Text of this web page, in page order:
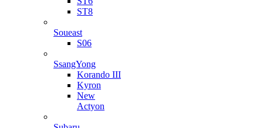
ST8
Soueast
S06
SsangYong
Korando III
Kyron
New
Actyon